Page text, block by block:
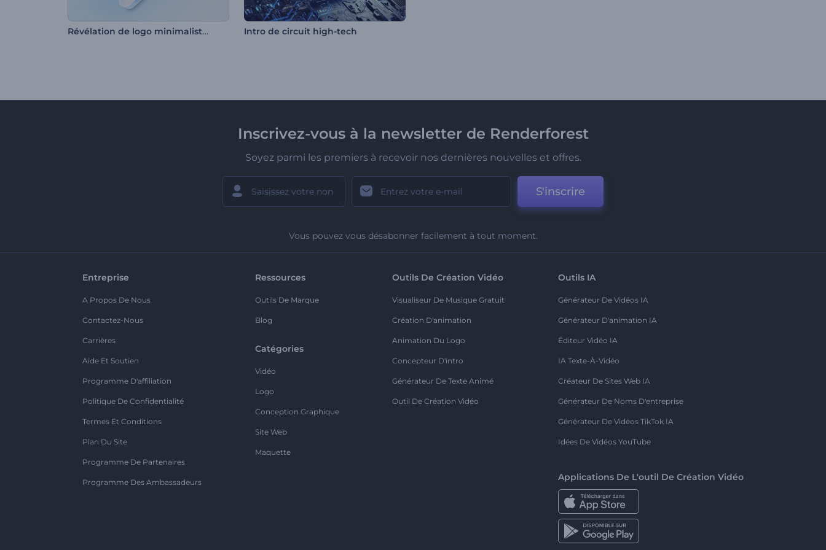
Révélation de logo minimaliste et brillant Intro de circuit high-tech
Inscrivez-vous à la newsletter de Renderforest
Soyez parmi les premiers à recevoir nos dernières nouvelles et offres.
S'inscrire
Vous pouvez vous désabonner facilement à tout moment.
Entreprise
A Propos De Nous
Contactez-Nous
Carrières
Aide Et Soutien
Programme D'affiliation
Politique De Confidentialité
Termes Et Conditions
Plan Du Site
Programme De Partenaires
Programme Des Ambassadeurs
Ressources
Outils De Marque
Blog
Catégories
Vidéo
Logo
Conception Graphique
Site Web
Maquette
Outils De Création Vidéo
Visualiseur De Musique Gratuit
Création D'animation
Animation Du Logo
Concepteur D'intro
Générateur De Texte Animé
Outil De Création Vidéo
Outils IA
Générateur De Vidéos IA
Générateur D'animation IA
Éditeur Vidéo IA
IA Texte-À-Vidéo
Créateur De Sites Web IA
Générateur De Noms D'entreprise
Générateur De Vidéos TikTok IA
Idées De Vidéos YouTube
Applications De L'outil De Création Vidéo